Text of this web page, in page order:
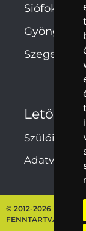
Siófok
Gyöngyös
Szeged
Szülői
© 2012-2026
FENNTARTVA